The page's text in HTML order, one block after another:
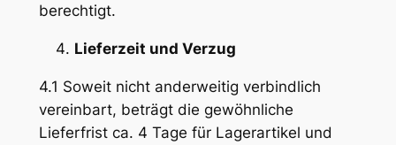
berechtigt.
Lieferzeit und Verzug
4.1 Soweit nicht anderweitig verbindlich
vereinbart, beträgt die gewöhnliche
Lieferfrist ca. 4 Tage für Lagerartikel und